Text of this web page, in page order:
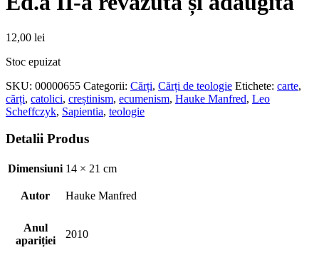
12,00 lei
Stoc epuizat
SKU: 00000655 Categorii: Cărți, Cărți de teologie Etichete: carte,
cărți, catolici, creștinism, ecumenism, Hauke Manfred, Leo
Scheffczyk, Sapientia, teologie
Detalii Produs
Dimensiuni 14 × 21 cm
Autor Hauke Manfred
Anul
apariției
2010